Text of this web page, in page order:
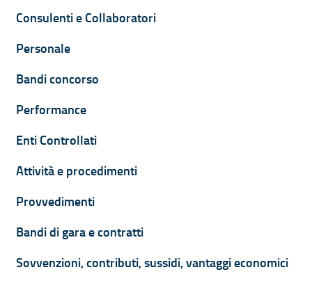
Consulenti e Collaboratori
Personale
Bandi concorso
Performance
Enti Controllati
Attività e procedimenti
Provvedimenti
Bandi di gara e contratti
Sovvenzioni, contributi, sussidi, vantaggi economici